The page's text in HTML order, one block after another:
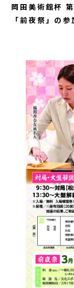
岡田美術館杯
「前夜祭」の